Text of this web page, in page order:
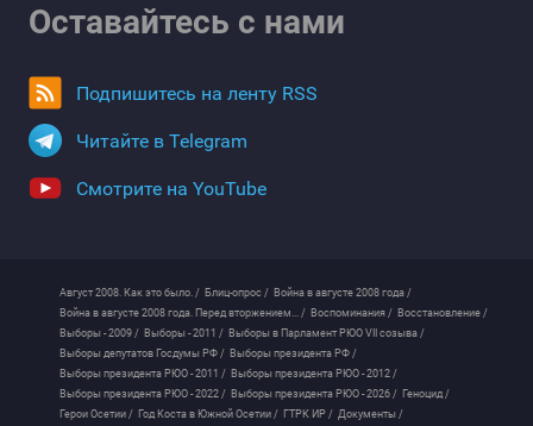
Оставайтесь с нами
Подпишитесь на ленту RSS
Читайте в Telegram
Смотрите на YouTube
Август 2008. Как это было. / Блиц-опрос / Война в августе 2008 года /
Война в августе 2008 года. Перед вторжением... / Воспоминания / Восстановление /
Выборы - 2009 / Выборы - 2011 / Выборы в Парламент РЮО VII созыва /
Выборы депутатов Госдумы РФ / Выборы президента РФ /
Выборы президента РЮО - 2011 / Выборы президента РЮО - 2012 /
Выборы президента РЮО - 2022 / Выборы президента РЮО - 2026 / Геноцид /
Герои Осетии / Год Коста в Южной Осетии / ГТРК ИР / Документы /